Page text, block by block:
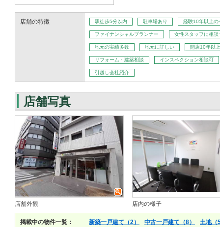
店舗の特徴 駅徒歩5分以内 駐車場あり 経験10年以上の
ファイナンシャルプランナー 女性スタッフに相談
地元の実績多数 地元に詳しい 開店10年以上
リフォーム・建築相談 インスペクション相談可
引越し会社紹介
店舗写真
店舗外観 店内の様子
掲載中の物件一覧： 新築一戸建て（2） 中古一戸建て（8） 土地（